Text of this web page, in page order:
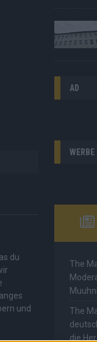
du
und
AD
The
The
die